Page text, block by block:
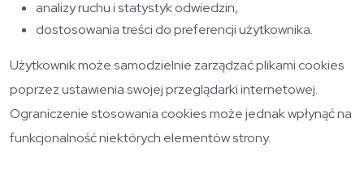
analizy ruchu i statystyk odwiedzin,
dostosowania treści do preferencji użytkownika.
Użytkownik może samodzielnie zarządzać plikami cookies
poprzez ustawienia swojej przeglądarki internetowej.
Ograniczenie stosowania cookies może jednak wpłynąć na
funkcjonalność niektórych elementów strony.